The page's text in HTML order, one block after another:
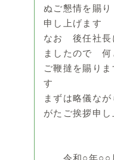
ぬご懇情を賜
申し上げます
なお 後任社長
ましたので 何
ご鞭撻を賜り
す
まずは略儀な
がたご挨拶申し
謹
令和○年○○